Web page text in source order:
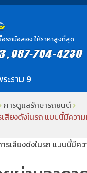
รถมือสอง ให้ราคาสูงที่สุด
การดูแลรักษารถยนต์
สียงดังในรถ แบบนี้มีควา